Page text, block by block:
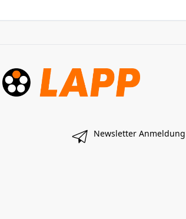
Newsletter Anmeldung